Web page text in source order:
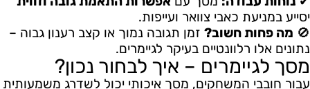
יסייע במניעת כאבי צוואר ועייפות.
🚫 מה פחות חשוב? זמן תגובה נמוך או קצב רענון גבוה –
נתונים אלו רלוונטיים בעיקר לגיימרים.
מסך לגיימרים – איך לבחור נכון?
עבור חובבי המשחקים, מסך איכותי יכול לשדרג משמעותית